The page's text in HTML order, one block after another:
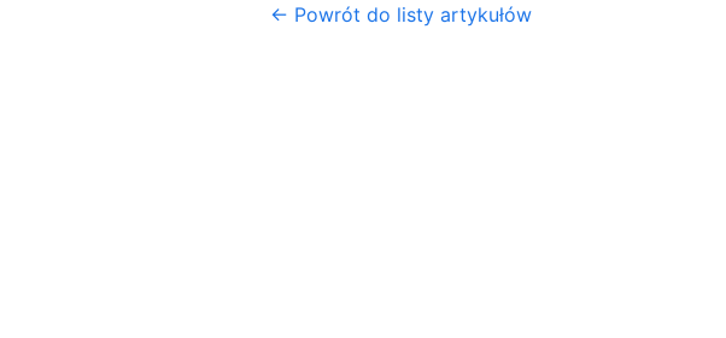
← Powrót do listy artykułów